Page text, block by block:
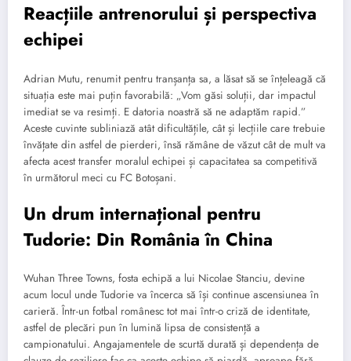
Reacțiile antrenorului și perspectiva
echipei
Adrian Mutu, renumit pentru tranșanța sa, a lăsat să se înțeleagă că
situația este mai puțin favorabilă: „Vom găsi soluții, dar impactul
imediat se va resimți. E datoria noastră să ne adaptăm rapid.”
Aceste cuvinte subliniază atât dificultățile, cât și lecțiile care trebuie
învățate din astfel de pierderi, însă rămâne de văzut cât de mult va
afecta acest transfer moralul echipei și capacitatea sa competitivă
în următorul meci cu FC Botoșani.
Un drum internațional pentru
Tudorie: Din România în China
Wuhan Three Towns, fosta echipă a lui Nicolae Stanciu, devine
acum locul unde Tudorie va încerca să își continue ascensiunea în
carieră. Într-un fotbal românesc tot mai într-o criză de identitate,
astfel de plecări pun în lumină lipsa de consistență a
campionatului. Angajamentele de scurtă durată și dependența de